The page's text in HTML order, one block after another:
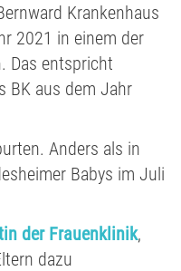
Krankenhaus
2021 in einem der
Das entspricht
BK aus dem Jahr
Anders als in
Babys im Juli
der Frauenklinik,
dazu